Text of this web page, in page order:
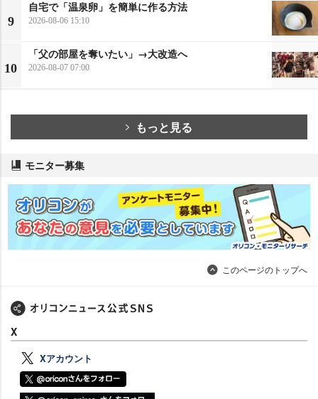
9
自宅で「温泉卵」を簡単に作る方法
2026-08-06 15:10
10
「父の部屋を奪いたい」→大改造へ
2026-08-07 07:00
もっと見る
モニター募集
このページのトップへ
X
Xアカウント